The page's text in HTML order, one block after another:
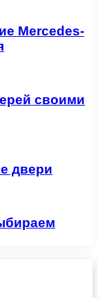
Mercedes-
своими
двери